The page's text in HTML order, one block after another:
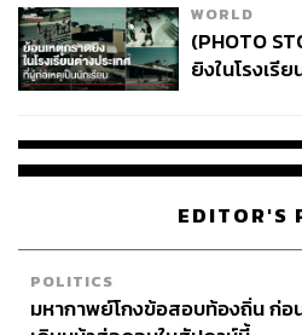
ABOUT
วริธน์ ศิริจันทร
ผู้จัดการ ฝ่าย
WORLD
(PHOTO
ยิงในโรงเรี
EDITOR'S
POLITICS
มหากาพย์โกงข้อสอบท้องถิ่น ก่อ